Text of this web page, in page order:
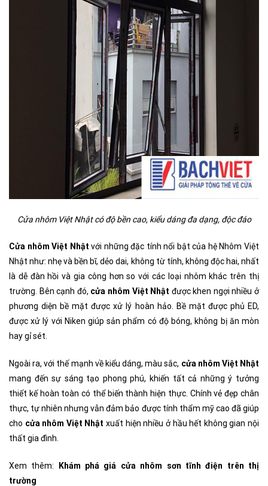
Cửa nhôm Việt Nhật có độ bền cao, kiểu dáng đa dạng, độc đáo
Cửa nhôm Việt Nhậtvới những đặc tính nổi bật của hệ Nhôm Việt
Nhật như: nhẹ và bền bĩ, dẻo dai, không từ tính, không độc hai, nhất
là dễ đàn hồi và gia công hơn so với các loại nhôm khác trên thị
trường. Bên cạnh đó, cửa nhôm Việt Nhật được khen ngợi nhiều ở
phương diện bề mặt được xử lý hoàn hảo. Bề mặt được phủ ED,
được xử lý với Niken giúp sản phẩm có độ bóng, không bị ăn mòn
hay gỉ sét.
Ngoài ra, với thế mạnh về kiểu dáng, màu sắc, cửa nhôm Việt Nhật
mang đến sự sáng tạo phong phú, khiến tất cả những ý tưởng
thiết kế hoàn toàn có thể biến thành hiện thực. Chính vẻ đẹp chân
thực, tự nhiên nhưng vẫn đảm bảo được tính thẩm mỹ cao đã giúp
cho cửa nhôm Việt Nhậtxuất hiện nhiều ở hầu hết không gian nội
thất gia đình.
Xem thêm:
Khám phá giá cửa nhôm sơn tĩnh điện trên thị
trường